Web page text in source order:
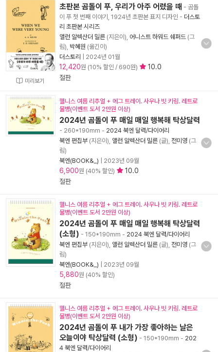
미리보기
초판본 곰돌이 푸, 우리가 아주 어렸을 때 - 곰돌
이 푸 첫 번째 이야기, 1924년 초판본 표지 디자인 - 더스토
리 초판본 시리즈
앨런 알렉산더 밀른 (지은이), 어니스트 하워드 쉐퍼드 (그
림), 박혜원 (옮긴이)
더스토리
2024년 01월
12,420원 (10% 할인 / 690원)
10.0
절판
웰니스 여름 리추얼 + 에그 트레이. 사우나 빗 키링. 레트로
물병(이벤트 도서 2만원 이상)
2024년 곰돌이 푸 매일 매일 행복해 탁상달력
- 260*190mm - 2024 북엔 달력/다이어리
북엔 편집부 (지은이), 앨런 알렉산더 밀른 (글), 전미영 (그
림)
북엔(BOOK&_)
2023년 09월
6,900원 (40% 할인)
10.0
절판
웰니스 여름 리추얼 + 에그 트레이. 사우나 빗 키링. 레트로
물병(이벤트 도서 2만원 이상)
2024년 곰돌이 푸 매일 매일 행복해 탁상달력
(소형) - 150*190mm - 2024 북엔 달력/다이어리
북엔 편집부 (지은이), 앨런 알렉산더 밀른 (글), 전미영 (그
림)
북엔(BOOK&_)
2023년 09월
5,880원 (40% 할인)
절판
웰니스 여름 리추얼 + 에그 트레이. 사우나 빗 키링. 레트로
물병(이벤트 도서 2만원 이상)
2024년 곰돌이 푸 내가 가장 좋아하는 날은
오늘이야 탁상달력 (소형) - 150*190mm - 202
4 북엔 달력/다이어리